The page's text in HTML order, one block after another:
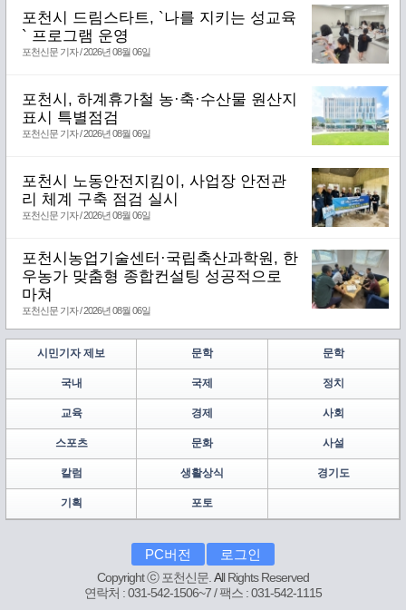
포천시 드림스타트, `나를 지키는 성교육
` 프로그램 운영
포천신문 기자 / 2026년 08월 06일
포천시, 하계휴가철 농·축·수산물 원산지
표시 특별점검
포천신문 기자 / 2026년 08월 06일
포천시 노동안전지킴이, 사업장 안전관
리 체계 구축 점검 실시
포천신문 기자 / 2026년 08월 06일
포천시농업기술센터·국립축산과학원, 한
우농가 맞춤형 종합컨설팅 성공적으로
마쳐
포천신문 기자 / 2026년 08월 06일
시민기자 제보 문학 문학
국내 국제 정치
교육 경제 사회
스포츠 문화 사설
칼럼 생활상식 경기도
기획 포토
PC버전 로그인
Copyright ⓒ 포천신문. All Rights Reserved
연락처 : 031-542-1506~7 / 팩스 : 031-542-1115